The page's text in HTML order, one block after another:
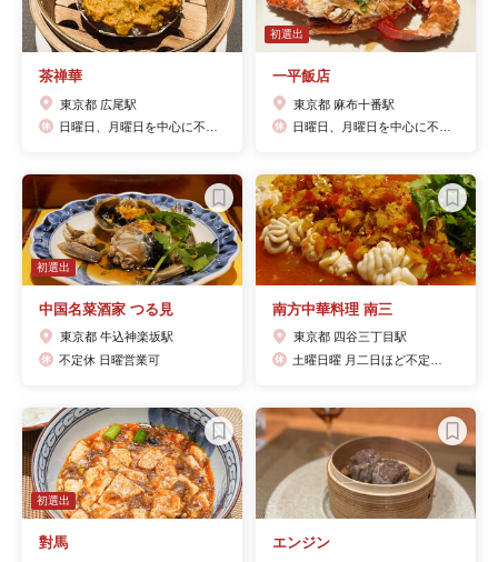
茶禅華
東京都 広尾駅
初選出
一平飯店
東京都 麻布十番駅
初選出
中国名菜酒家 つる見
東京都 牛込神楽坂駅
不定休 日曜営業可
南方中華料理 南三
東京都 四谷三丁目駅
初選出
對馬 エンジン